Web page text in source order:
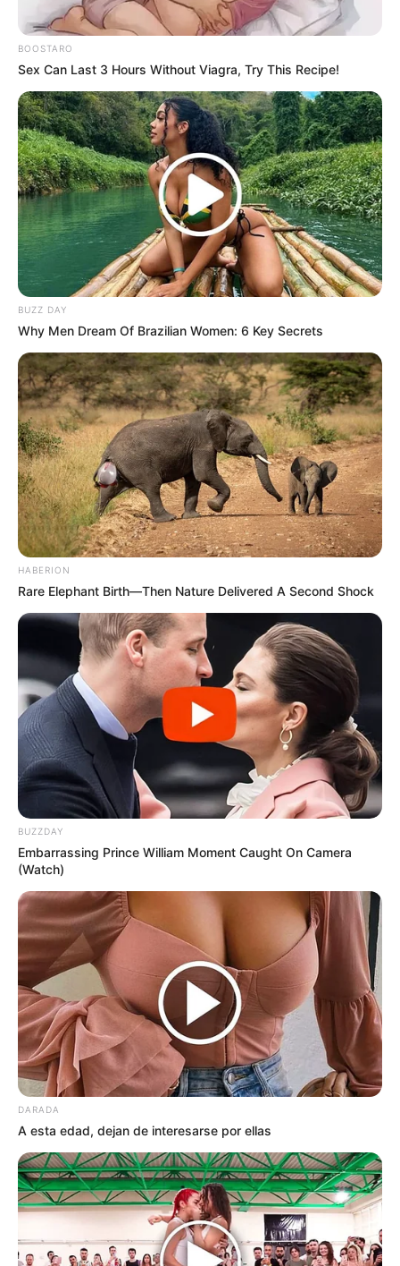
BOOSTARO
Sex Can Last 3 Hours Without Viagra, Try This Recipe!
BUZZ DAY
Why Men Dream Of Brazilian Women: 6 Key Secrets
HABERION
Rare Elephant Birth—Then Nature Delivered A Second Shock
BUZZDAY
Embarrassing Prince William Moment Caught On Camera
(Watch)
DARADA
A esta edad, dejan de interesarse por ellas